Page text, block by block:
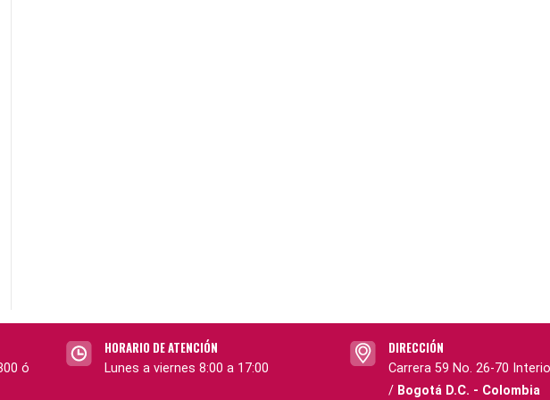
ó
HORARIO DE ATENCIÓN
Lunes a viernes 8:00 a 17:00
DIRECCIÓN
Carrera 59 No. 26-70
/ Bogotá D.C. - Colombia